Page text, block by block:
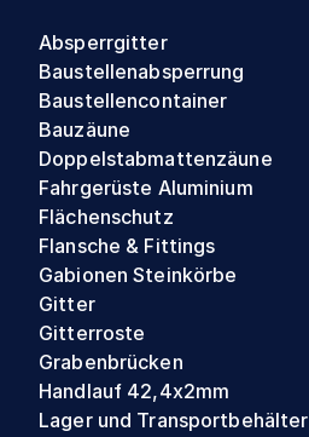
Absperrgitter
Baustellenabsperrung
Baustellencontainer
Bauzäune
Doppelstabmattenzäune
Fahrgerüste Aluminium
Flächenschutz
Flansche & Fittings
Gabionen Steinkörbe
Gitter
Gitterroste
Grabenbrücken
Handlauf 42,4x2mm
Lager und Transportbehälter